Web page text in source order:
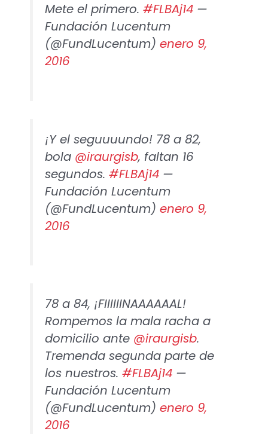
Mete el primero. #FLBAj14—
Fundación Lucentum
(@FundLucentum) enero 9,
2016
¡Y el seguuuundo! 78 a 82,
bola @iraurgisb, faltan 16
segundos. #FLBAj14—
Fundación Lucentum
(@FundLucentum) enero 9,
2016
78 a 84, ¡FIIIIIINAAAAAAL!
Rompemos la mala racha a
domicilio ante @iraurgisb.
Tremenda segunda parte de
los nuestros. #FLBAj14—
Fundación Lucentum
(@FundLucentum) enero 9,
2016